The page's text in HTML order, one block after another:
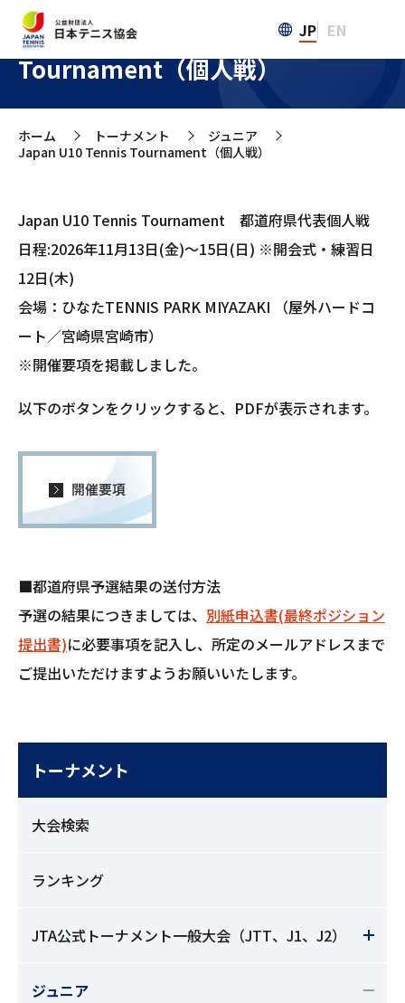
JP EN
Japan U10 Tennis
Tournament（個人戦）
ホーム >
トーナメント >
ジュニア
Japan U10 Tennis Tournament（個人戦）
Japan U10 Tennis Tournament 都道府県代表個人戦
日程:2026年11月13日(金)～15日(日) ※開会式・練習日
12日(木)
会場：ひなたTENNIS PARK MIYAZAKI （屋外ハードコ
ート／宮崎県宮崎市）
※開催要項を掲載しました。
以下のボタンをクリックすると、PDFが表示されます。
■都道府県予選結果の送付方法
予選の結果につきましては、 別紙申込書(最終ポジション
提出書)に必要事項を記入し、所定のメールアドレスまで
ご提出いただけますようお願いいたします。
トーナメント
大会検索
ランキング
JTA公式トーナメント一般大会（JTT、J1、J2）
ジュニア